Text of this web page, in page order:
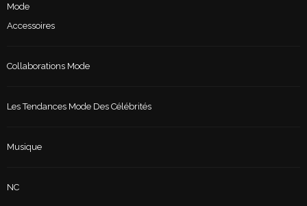
Mode
Accessoires
Collaborations Mode
Les Tendances Mode Des Célébrités
Musique
NC